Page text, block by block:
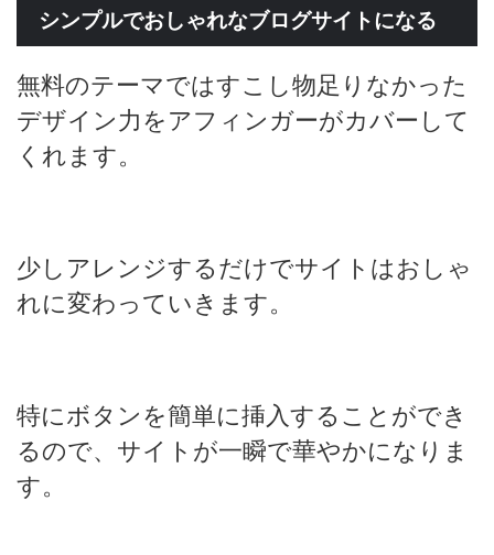
シンプルでおしゃれなブログサイトになる
無料のテーマではすこし物足りなかった
デザイン力をアフィンガーがカバーして
くれます。
少しアレンジするだけでサイトはおしゃ
れに変わっていきます。
特にボタンを簡単に挿入することができ
るので、サイトが一瞬で華やかになりま
す。